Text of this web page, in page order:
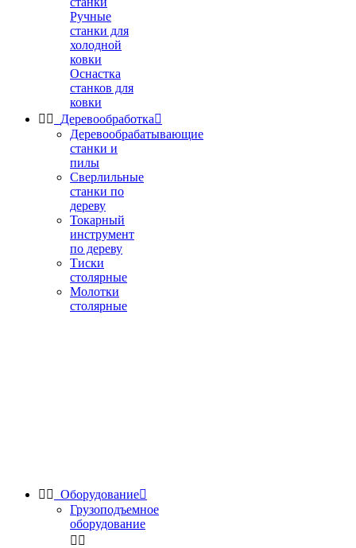
Ручные
станки для
холодной
ковки
Оснастка
станков для
ковки
  Деревообработка
Деревообрабатывающие
станки и
пилы
Сверлильные
станки по
дереву
Токарный
инструмент
по дереву
Тиски
столярные
Молотки
столярные
  Оборудование
Грузоподъемное
оборудование
 